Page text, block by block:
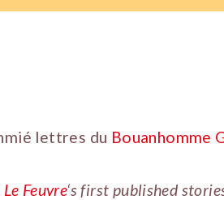
lettres du Bouanhomme
Le Feuvre‘s first published